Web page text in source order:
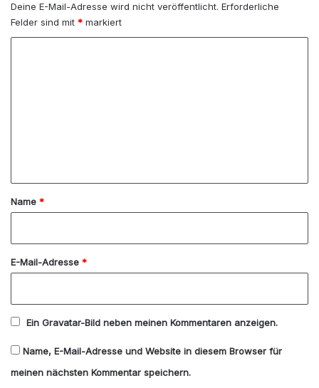
Deine E-Mail-Adresse wird nicht veröffentlicht. Erforderliche
Felder sind mit * markiert
a
*
Name *
E-Mail-Adresse *
Ein Gravatar-Bild neben meinen Kommentaren anzeigen.
Name, E-Mail-Adresse und Website in diesem Browser für
meinen nächsten Kommentar speichern.